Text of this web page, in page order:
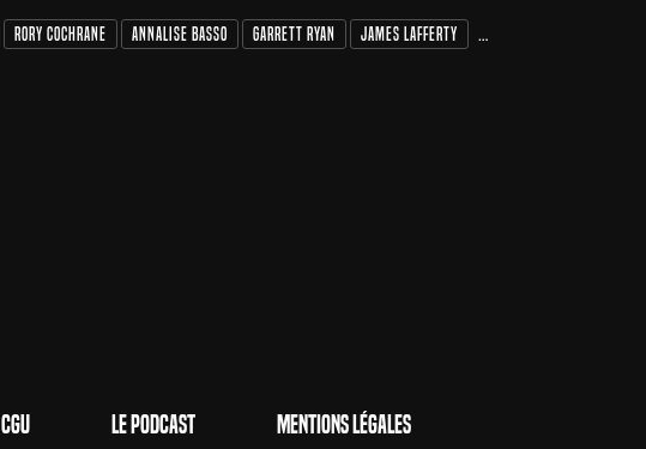
Rory Cochrane Annalise Basso Garrett Ryan James Lafferty Kate Siegel
CGU Le Podcast Mentions Légales